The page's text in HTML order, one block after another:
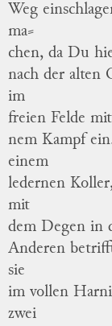
Weg
ma⸗
chen, da Du
nach der alten
im
freien Felde
nem Kampf
einem
ledernen
mit
dem Degen in
Anderen
sie
im vollen
zwei